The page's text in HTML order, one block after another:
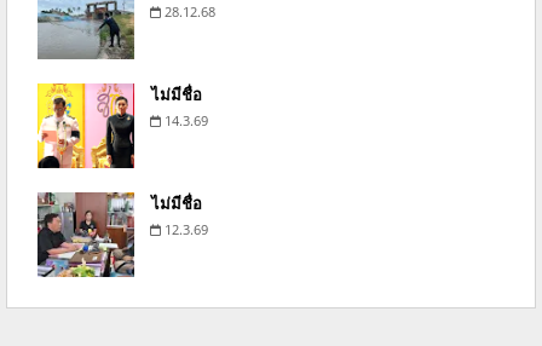
28.12.68
ไม่มีชื่อ
14.3.69
ไม่มีชื่อ
12.3.69